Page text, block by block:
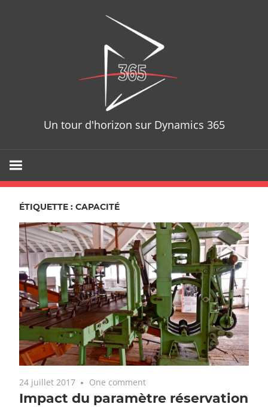
Un tour d'horizon sur Dynamics 365
ÉTIQUETTE : CAPACITÉ
24 juillet 2017 One comment
Impact du paramètre réservation